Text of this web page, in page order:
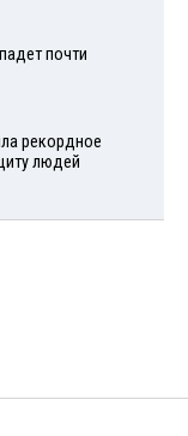
почти
рекордное
людей